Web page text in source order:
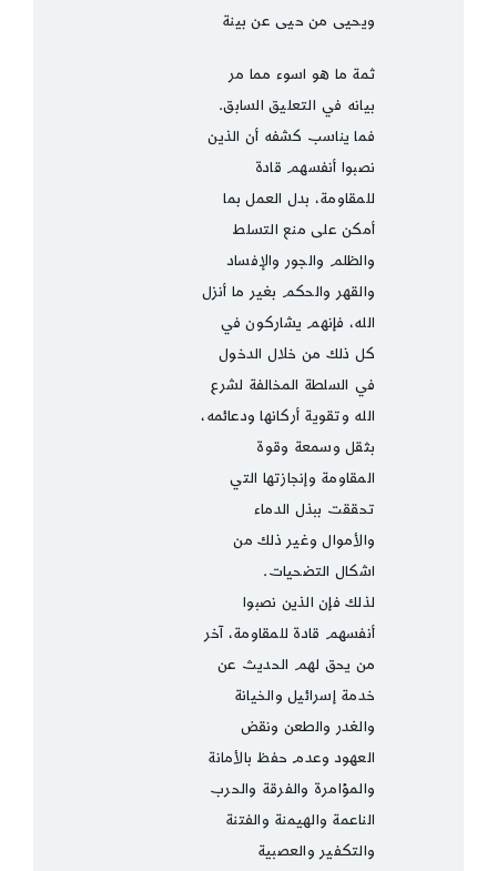
ويحيى من حيى عن بينة
ثمة ما هو اسوء مما مر
بيانه في التعليق السابق.
فما يناسب كشفه أن الذين
نصبوا أنفسهم قادة
للمقاومة، بدل العمل بما
أمكن على منع التسلط
والظلم والجور والإفساد
والقهر والحكم بغير ما أنزل
الله، فإنهم يشاركون في
كل ذلك من خلال الدخول
في السلطة المخالفة لشرع
الله وتقوية أركانها ودعائمه،
بثقل وسمعة وقوة
المقاومة وإنجازتها التي
تحققت ببذل الدماء
والأموال وغير ذلك من
اشكال التضحيات.
لذلك فإن الذين نصبوا
أنفسهم قادة للمقاومة، آخر
من يحق لهم الحديث عن
خدمة إسرائيل والخيانة
والغدر والطعن ونقض
العهود وعدم حفظ بالأمانة
والمؤامرة والفرقة والحرب
الناعمة والهيمنة والفتنة
والتكفير والعصبية